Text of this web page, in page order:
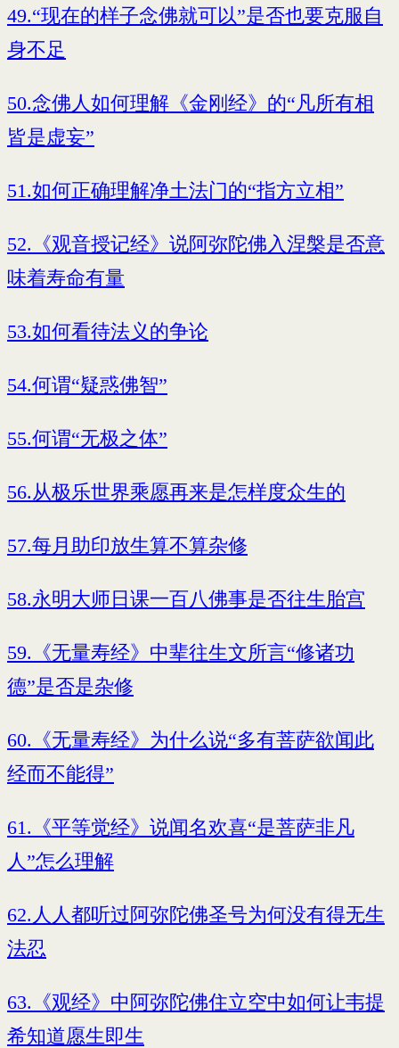
49.“现在的样子念佛就可以”是否也要克服自
身不足
50.念佛人如何理解《金刚经》的“凡所有相
皆是虚妄”
51.如何正确理解净土法门的“指方立相”
52.《观音授记经》说阿弥陀佛入涅槃是否意
味着寿命有量
53.如何看待法义的争论
54.何谓“疑惑佛智”
55.何谓“无极之体”
56.从极乐世界乘愿再来是怎样度众生的
57.每月助印放生算不算杂修
58.永明大师日课一百八佛事是否往生胎宫
59.《无量寿经》中辈往生文所言“修诸功
德”是否是杂修
60.《无量寿经》为什么说“多有菩萨欲闻此
经而不能得”
61.《平等觉经》说闻名欢喜“是菩萨非凡
人”怎么理解
62.人人都听过阿弥陀佛圣号为何没有得无生
法忍
63.《观经》中阿弥陀佛住立空中如何让韦提
希知道愿生即生